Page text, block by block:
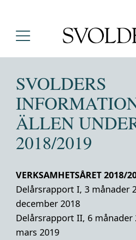
SVOLDERS
ÄLLEN
2018/2019
VERKSAMHETSÅRET 2018/
Delårsrapport I, 3 månader
december 2018
Delårsrapport II, 6 månader
mars 2019